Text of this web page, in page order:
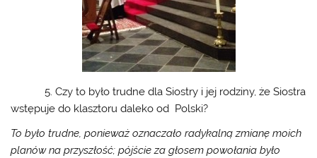
5. Czy to było trudne dla Siostry i jej rodziny, że Siostra
wstępuje do klasztoru daleko od Polski?
To było trudne, ponieważ oznaczało radykalną zmianęmoich
planów na przyszłość; pójście za głosem powołania było